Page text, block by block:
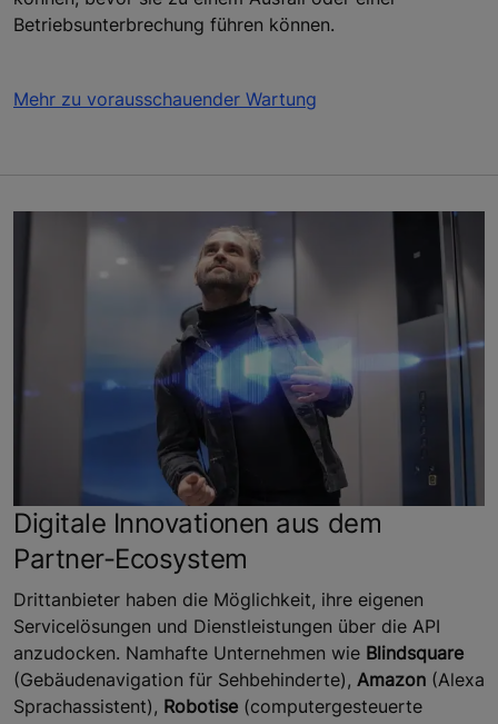
Betriebsunterbrechung führen können.
Mehr zu vorausschauender Wartung
Digitale Innovationen aus dem
Partner-Ecosystem
Drittanbieter haben die Möglichkeit, ihre eigenen
Servicelösungen und Dienstleistungen über die API
anzudocken. Namhafte Unternehmen wie Blindsquare
(Gebäudenavigation für Sehbehinderte), Amazon (Alexa
Sprachassistent), Robotise (computergesteuerte